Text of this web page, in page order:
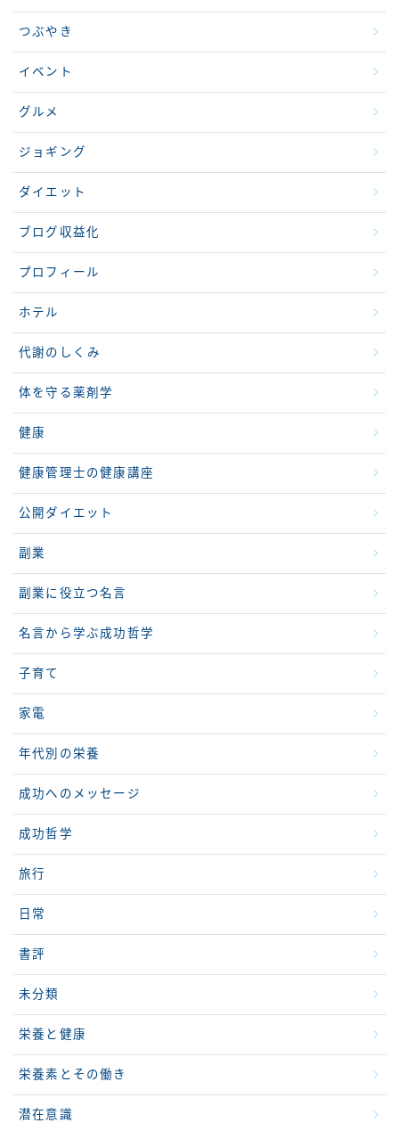
つぶやき
イベント
グルメ
ジョギング
ダイエット
ブログ収益化
プロフィール
ホテル
代謝のしくみ
体を守る薬剤学
健康
健康管理士の健康講座
公開ダイエット
副業
副業に役立つ名言
名言から学ぶ成功哲学
子育て
家電
年代別の栄養
成功へのメッセージ
成功哲学
旅行
日常
書評
未分類
栄養と健康
栄養素とその働き
潜在意識